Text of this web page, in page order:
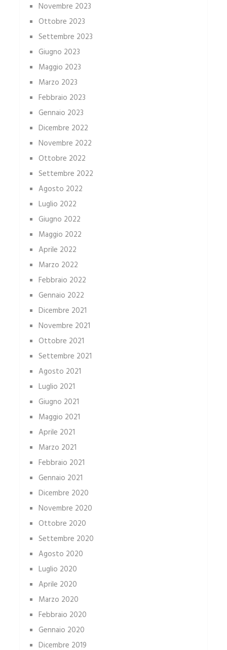
Novembre 2023
Ottobre 2023
Settembre 2023
Giugno 2023
Maggio 2023
Marzo 2023
Febbraio 2023
Gennaio 2023
Dicembre 2022
Novembre 2022
Ottobre 2022
Settembre 2022
Agosto 2022
Luglio 2022
Giugno 2022
Maggio 2022
Aprile 2022
Marzo 2022
Febbraio 2022
Gennaio 2022
Dicembre 2021
Novembre 2021
Ottobre 2021
Settembre 2021
Agosto 2021
Luglio 2021
Giugno 2021
Maggio 2021
Aprile 2021
Marzo 2021
Febbraio 2021
Gennaio 2021
Dicembre 2020
Novembre 2020
Ottobre 2020
Settembre 2020
Agosto 2020
Luglio 2020
Aprile 2020
Marzo 2020
Febbraio 2020
Gennaio 2020
Dicembre 2019